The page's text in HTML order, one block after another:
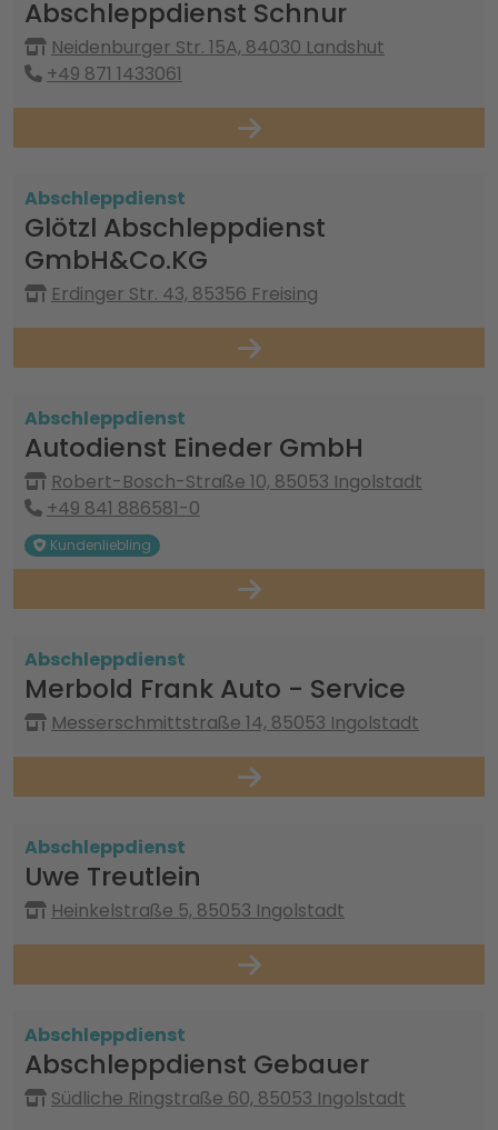
Abschleppdienst Schnur
Neidenburger Str. 15A, 84030 Landshut
+49 871 1433061
Abschleppdienst
Glötzl Abschleppdienst
GmbH&Co.KG
Erdinger Str. 43, 85356 Freising
Abschleppdienst
Autodienst Eineder GmbH
Robert-Bosch-Straße 10, 85053 Ingolstadt
+49 841 886581-0
Kundenliebling
Abschleppdienst
Merbold Frank Auto - Service
Messerschmittstraße 14, 85053 Ingolstadt
Abschleppdienst
Uwe Treutlein
Heinkelstraße 5, 85053 Ingolstadt
Abschleppdienst
Abschleppdienst Gebauer
Südliche Ringstraße 60, 85053 Ingolstadt